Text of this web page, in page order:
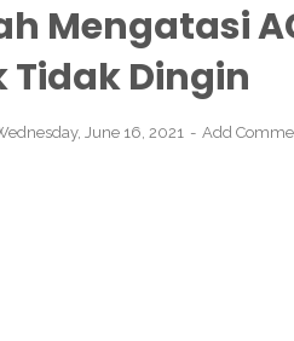
Mengatasi
Dingin
June 16, 2021 Add